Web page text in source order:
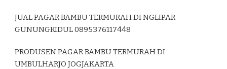
JUAL PAGAR BAMBU TERMURAH DI NGLIPAR
GUNUNGKIDUL 0895376117448
PRODUSEN PAGAR BAMBU TERMURAH DI
UMBULHARJO JOGJAKARTA